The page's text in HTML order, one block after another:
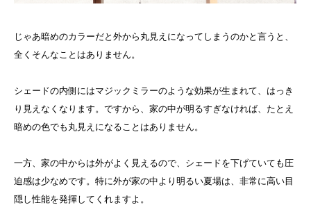
じゃあ暗めのカラーだと外から丸見えになってしまうのかと言うと、
全くそんなことはありません。
シェードの内側にはマジックミラーのような効果が生まれて、はっき
り見えなくなります。ですから、家の中が明るすぎなければ、たとえ
暗めの色でも丸見えになることはありません。
一方、家の中からは外がよく見えるので、シェードを下げていても圧
迫感は少なめです。特に外が家の中より明るい夏場は、非常に高い目
隠し性能を発揮してくれますよ。